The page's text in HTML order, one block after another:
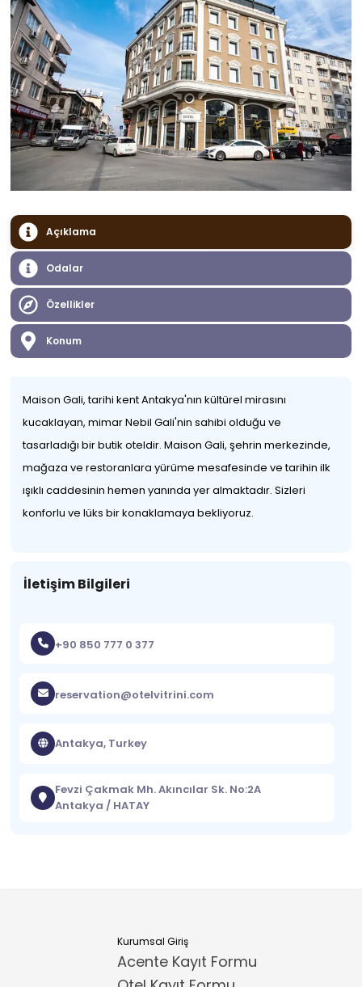
Açıklama
Odalar
Özellikler
Konum
Maison Gali, tarihi kent Antakya'nın kültürel mirasını
kucaklayan, mimar Nebil Gali'nin sahibi olduğu ve
tasarladığı bir butik oteldir. Maison Gali, şehrin merkezinde,
mağaza ve restoranlara yürüme mesafesinde ve tarihin ilk
ışıklı caddesinin hemen yanında yer almaktadır. Sizleri
konforlu ve lüks bir konaklamaya bekliyoruz.
İletişim Bilgileri
+90 850 777 0 377
reservation@otelvitrini.com
Antakya, Turkey
Fevzi Çakmak Mh. Akıncılar Sk. No:2A
Antakya / HATAY
Kurumsal Giriş
Acente Kayıt Formu